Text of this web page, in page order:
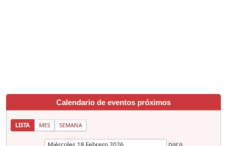
Calendario de eventos próximos
LISTA MES SEMANA